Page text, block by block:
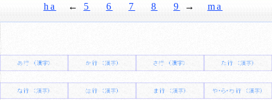
ha ← 5 6 7 8 9 → ma